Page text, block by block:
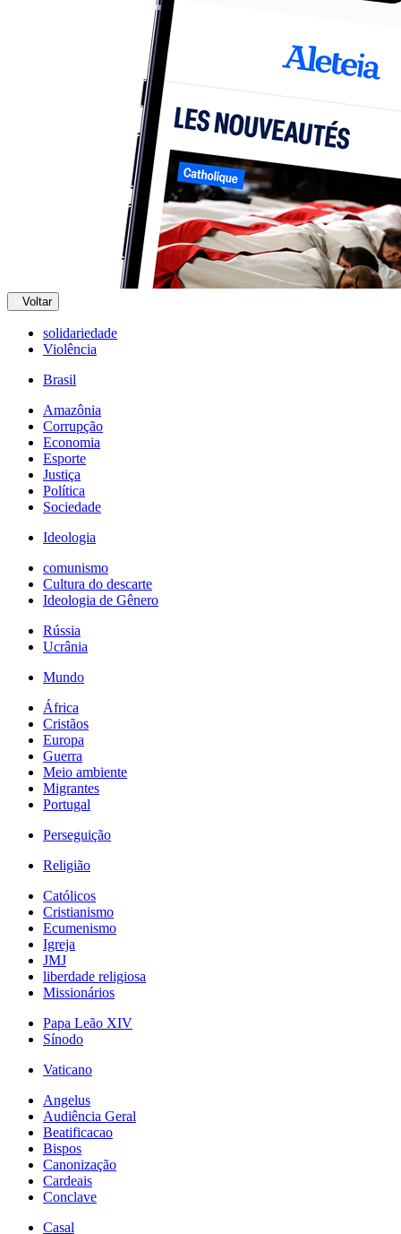
Voltar
solidariedade
Violência
Brasil
Amazônia
Corrupção
Economia
Esporte
Justiça
Política
Sociedade
Ideologia
comunismo
Cultura do descarte
Ideologia de Gênero
Rússia
Ucrânia
Mundo
África
Cristãos
Europa
Guerra
Meio ambiente
Migrantes
Portugal
Perseguição
Religião
Católicos
Cristianismo
Ecumenismo
Igreja
JMJ
liberdade religiosa
Missionários
Papa Leão XIV
Sínodo
Vaticano
Angelus
Audiência Geral
Beatificacao
Bispos
Canonização
Cardeais
Conclave
Casal